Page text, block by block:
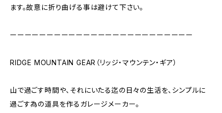
ます。故意に折り曲げる事は避けて下さい。
ーーーーーーーーーーーーーーーーーーーーーーーーー
RIDGE MOUNTAIN GEAR（リッジ・マウンテン・ギア）
山で過ごす時間や、それにいたる迄の日々の生活を、シンプルに
過ごす為の道具を作るガレージメーカー。